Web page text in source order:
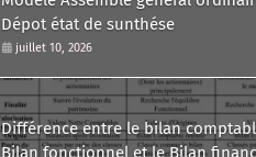
Dépot état de sunthése
juillet 10, 2026
Différence entre le bilan
Bilan fonctionnel et le Bilan